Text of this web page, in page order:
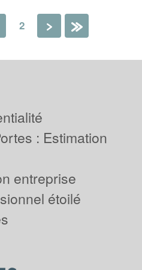
2 › »
: Estimation
entreprise
étoilé